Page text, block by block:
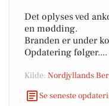
Det oplyses ved
en mødding.
Branden er under
Opdatering følger....
Kilde: Nordjyllands
Se seneste